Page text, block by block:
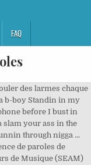
FAQ
des larmes chaque
b-boy Standin in my
before I bust in
slam your ass in the
through nigga ...
de paroles de
de Musique (SEAM)